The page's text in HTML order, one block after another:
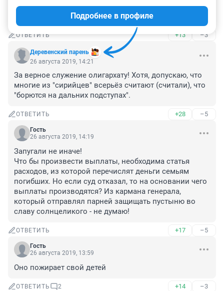
Государству нужно пушечное мясо.
ОТВЕТИТЬ +13 –3
Деревенский парень
Подробнее в профиле
26 августа 2019, 14:21
За верное служение олигархату! Хотя, допускаю, что
многие из "сирийцев" всерьёз считают (считали), что
"борются на дальних подступах".
ОТВЕТИТЬ +28 –5
Гость
26 августа 2019, 14:19
Запугали не иначе!
Что бы произвести выплаты, необходима статья
расходов, из которой перечислят деньги семьям
погибших. Но если суд отказал, то на основании чего
выплаты производятся? Из кармана генерала,
который отправлял парней защищать пустыню во
славу солнцеликого - не думаю!
ОТВЕТИТЬ +17 –5
Гость
26 августа 2019, 13:59
Оно пожирает свой детей
ОТВЕТИТЬ 2 +14 –3